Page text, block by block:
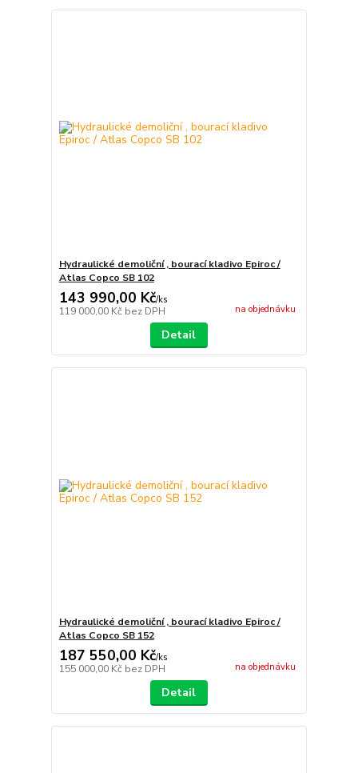
Hydraulické demoliční , bourací kladivo Epiroc /
Atlas Copco SB 102
143 990,00 Kč/ks
119 000,00 Kč bez DPH na objednávku
Detail
Hydraulické demoliční , bourací kladivo Epiroc /
Atlas Copco SB 152
187 550,00 Kč/ks
155 000,00 Kč bez DPH na objednávku
Detail